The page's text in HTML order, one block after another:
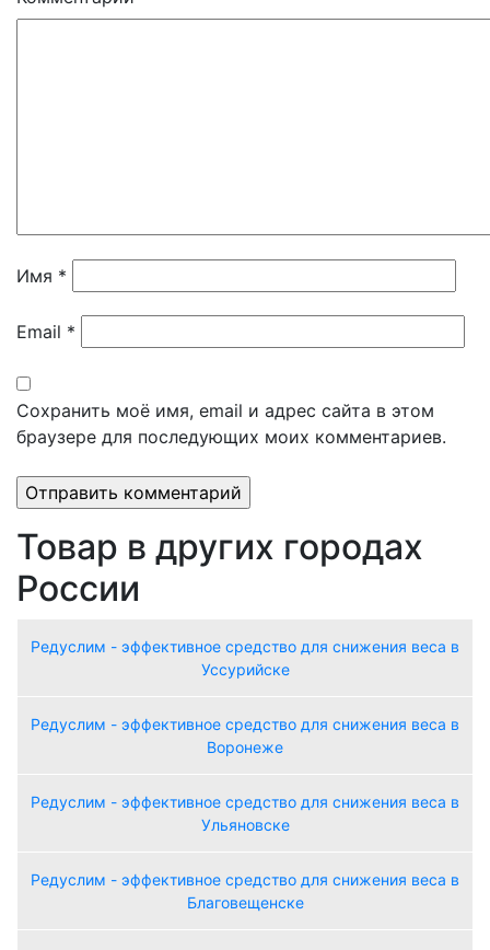
Имя *
Email *
Сохранить моё имя, email и адрес сайта в этом
браузере для последующих моих комментариев.
Товар в других городах
России
Редуслим - эффективное средство для снижения веса в
Уссурийске
Редуслим - эффективное средство для снижения веса в
Воронеже
Редуслим - эффективное средство для снижения веса в
Ульяновске
Редуслим - эффективное средство для снижения веса в
Благовещенске